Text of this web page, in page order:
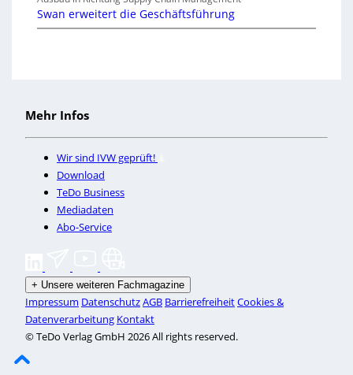
Swan erweitert die Geschäftsführung
Mehr Infos
Wir sind IVW geprüft!
Download
TeDo Business
Mediadaten
Abo-Service
+ Unsere weiteren Fachmagazine
Impressum DatenschutzAGB BarrierefreiheitCookies &
Datenverarbeitung Kontakt
© TeDo Verlag GmbH 2026 All rights reserved.